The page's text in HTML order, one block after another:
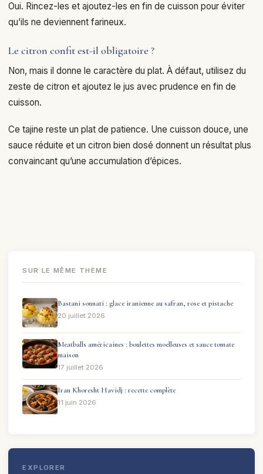
Oui. Rincez-les et ajoutez-les en fin de cuisson pour éviter
qu’ils ne deviennent farineux.
Le citron confit est-il obligatoire ?
Non, mais il donne le caractère du plat. À défaut, utilisez du
zeste de citron et ajoutez le jus avec prudence en fin de
cuisson.
Ce tajine reste un plat de patience. Une cuisson douce, une
sauce réduite et un citron bien dosé donnent un résultat plus
convaincant qu’une accumulation d’épices.
SUR LE MÊME THÈME
Bastani sonnati : glace iranienne au safran, rose et pistache
20 juillet 2026
Meatballs américaines : boulettes moelleuses et sauce tomate
maison
17 juillet 2026
Iran Khoresht Havidj : recette complète
11 juin 2026
EXPLORER